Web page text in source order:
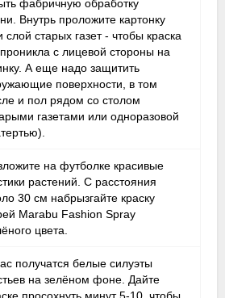
фабричную обработку
Внутрь проложите картонку
слой старых газет - чтобы краска
с лицевой стороны на
А еще надо защитить
поверхности, в том
и пол рядом со столом
газетами или одноразовой
на футболке красивые
растений. С расстояния
30 см набрызгайте краску
Marabu Fashion Spray
цвета.
получатся белые силуэты
на зелёном фоне. Дайте